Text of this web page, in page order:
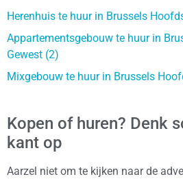
Herenhuis te huur in Brussels
Appartementsgebouw te huur in
Gewest (2)
Mixgebouw te huur in Brussels
Kopen of huren? Denk
kant op
Aarzel niet om te kijken naar de